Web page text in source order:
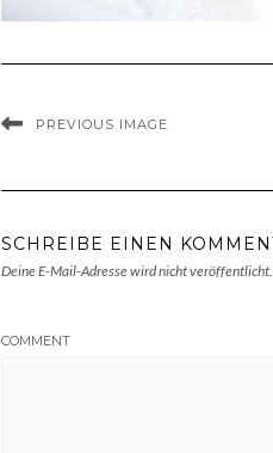
PREVIOUS IMAGE
SCHREIBE EINEN
Deine E-Mail-Adresse wird nicht veröffentlicht.
COMMENT